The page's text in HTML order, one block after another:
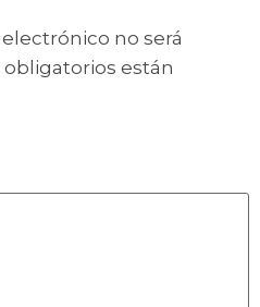
no será
obligatorios están